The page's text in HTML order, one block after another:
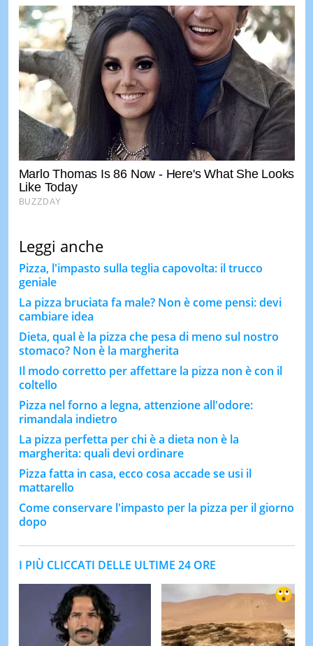
Leggi anche
Pizza, l'impasto sulla teglia capovolta: il trucco
geniale
La pizza bruciata fa male? Non è come pensi: devi
cambiare idea
Dieta, qual è la pizza che pesa di meno sul nostro
stomaco? Non è la margherita
Il modo corretto per affettare la pizza non è con il
coltello
Pizza nel forno a legna, attenzione all'odore:
rimandala indietro
La pizza perfetta per chi è a dieta non è la
margherita: quali devi ordinare
Pizza fatta in casa, ecco cosa accade se usi il
mattarello
Come conservare l'impasto per la pizza per il giorno
dopo
I PIÙ CLICCATI DELLE ULTIME 24 ORE